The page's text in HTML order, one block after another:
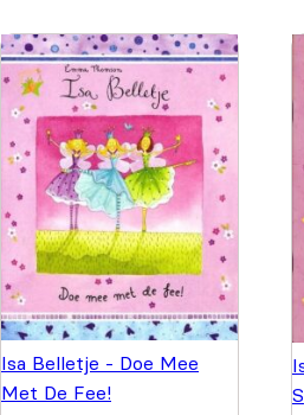
Isa Belletje - Doe Mee
Met De Fee!